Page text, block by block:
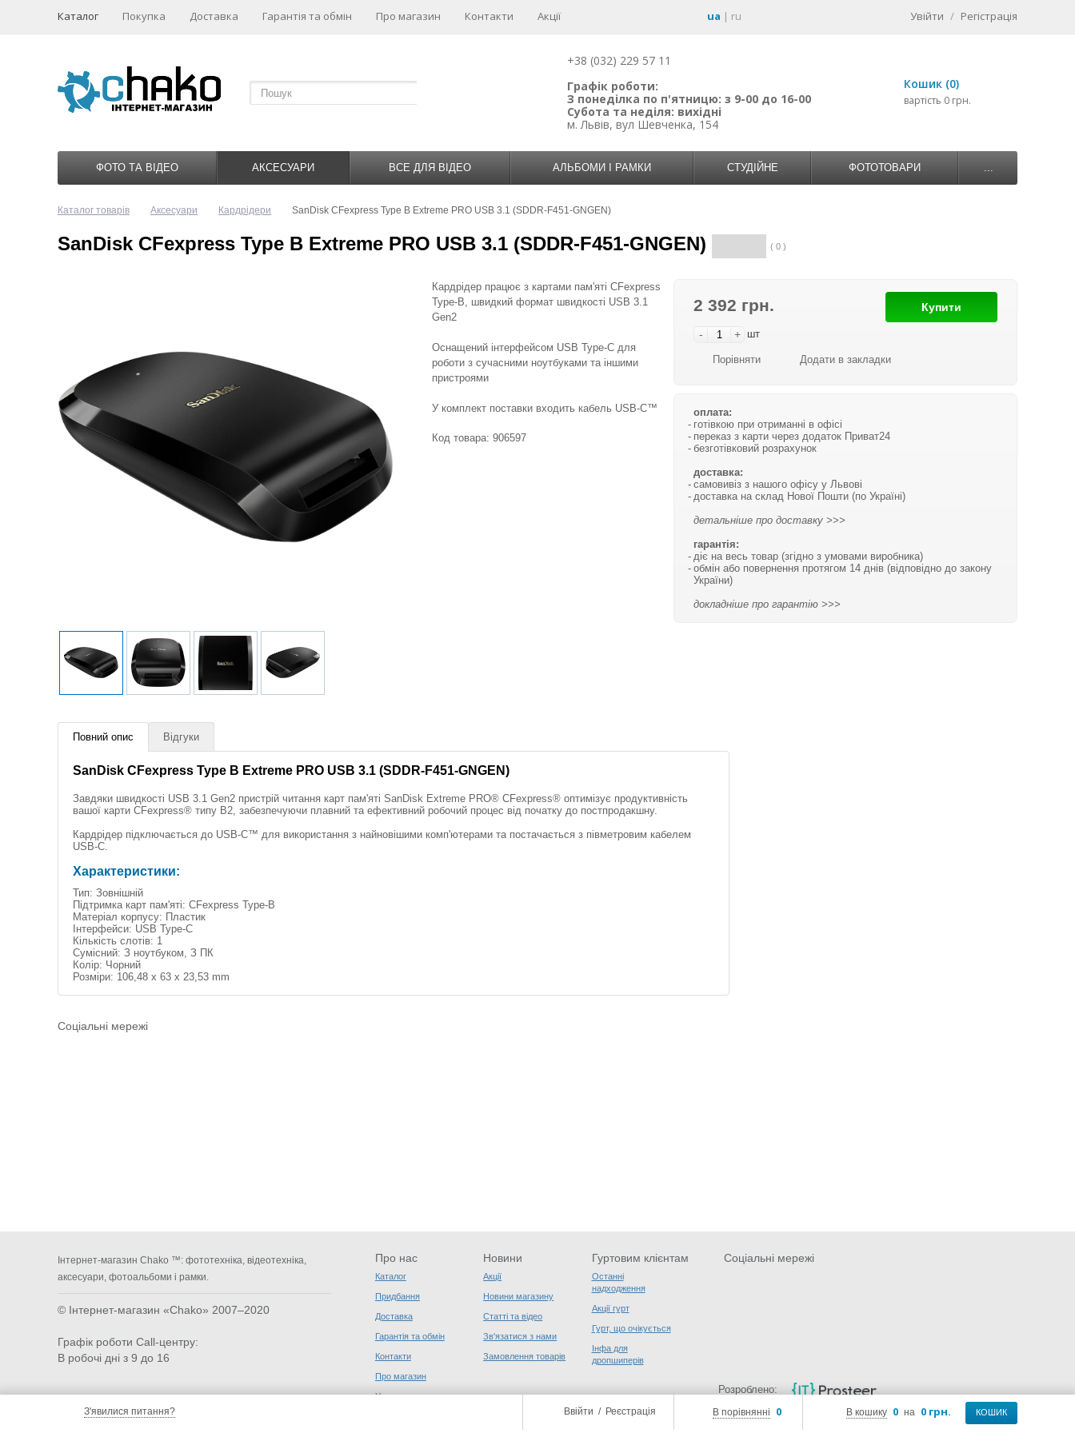
З'явилися питання? В кошику 0 на 0 грн. КОШИК
В порівнянні 0
Ввійти / Реєстрація
Каталог Покупка Доставка Гарантія та обмін Про магазин Контакти Акції ua | ru Увійти / Регістрація
+38 (032) 229 57 11
Графік роботи:
З понеділка по п'ятницю: з 9-00 до 16-00
Субота та неділя: вихідні
м. Львів, вул Шевченка, 154
Кошик (0)
вартість 0 грн.
ФОТО ТА ВІДЕО АКСЕСУАРИ ВСЕ ДЛЯ ВІДЕО АЛЬБОМИ І РАМКИ СТУДІЙНЕ ФОТОТОВАРИ ...
Каталог товарів Аксесуари Кардрідери SanDisk CFexpress Type B Extreme PRO USB 3.1 (SDDR-F451-GNGEN)
SanDisk CFexpress Type B Extreme PRO USB 3.1 (SDDR-F451-GNGEN) ( 0 )
2 392 грн.
- + шт
Купити
Порівняти Додати в закладки
оплата:
готівкою при отриманні в офісі
переказ з карти через додаток Приват24
безготівковий розрахунок
доставка:
самовивіз з нашого офісу у Львові
доставка на склад Нової Пошти (по Україні)
детальніше про доставку >>>
гарантія:
діє на весь товар (згідно з умовами виробника)
обмін або повернення протягом 14 днів (відповідно до закону
України)
докладніше про гарантію >>>
Кардрідер працює з картами пам'яті CFexpress
Type-B, швидкий формат швидкості USB 3.1
Gen2
Оснащений інтерфейсом USB Type-C для
роботи з сучасними ноутбуками та іншими
пристроями
У комплект поставки входить кабель USB-C™
Код товара: 906597
Повний опис Відгуки
SanDisk CFexpress Type B Extreme PRO USB 3.1 (SDDR-F451-GNGEN)
Завдяки швидкості USB 3.1 Gen2 пристрій читання карт пам'яті SanDisk Extreme PRO® CFexpress® оптимізує продуктивність
вашої карти CFexpress® типу B2, забезпечуючи плавний та ефективний робочий процес від початку до постпродакшну.
Кардрідер підключається до USB-C™ для використання з найновішими комп'ютерами та постачається з півметровим кабелем
USB-C.
Характеристики:
Тип: Зовнішній
Підтримка карт пам'яті: CFexpress Type-B
Матеріал корпусу: Пластик
Інтерфейси: USB Type-C
Кількість слотів: 1
Сумісний: З ноутбуком, З ПК
Колір: Чорний
Розміри: 106,48 x 63 x 23,53 mm
Соціальні мережі
Інтернет-магазин Chako ™: фототехніка, відеотехніка,
аксесуари, фотоальбоми і рамки.
© Інтернет-магазин «Chako» 2007–2020
Графік роботи Call-центру:
В робочі дні з 9 до 16
Про нас
Каталог
Придбання
Доставка
Гарантія та обмін
Контакти
Про магазин
Угода користувача
Новини
Акції
Новини магазину
Статті та відео
Зв'язатися з нами
Замовлення товарів
Гуртовим клієнтам
Останні
надходження
Акції гурт
Гурт, що очікується
Інфа для
дропшиперів
Соціальні мережі
Розроблено: